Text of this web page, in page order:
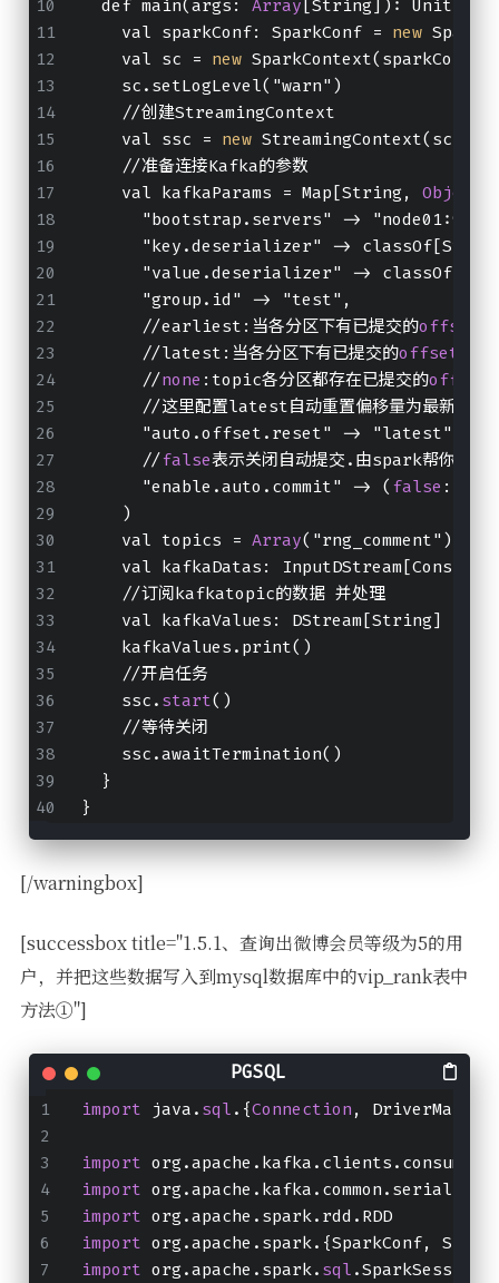
  def main(args:
Array [String]): Unit = {
    val sparkConf: SparkConf =
new
    val sc =
new SparkContext(sparkConf)
    sc.setLogLevel("warn")
    //创建StreamingContext
    val ssc =
new StreamingContext(sc,
    //准备连接Kafka的参数
    val kafkaParams = Map[String,
Object
"bootstrap.servers" ->
"key.deserializer" ->
"value.deserializer" ->
      "group.id" -> "test",
      //earliest:当各分区下有已提交的
offset
      //latest:当各分区下有已提交的
offset
      //
none :topic各分区都存在已提交的offset
//这里配置latest自动重置偏移量为最新的偏
      "auto.offset.reset" -> "latest",
      //
false表示关闭自动提交.由spark帮你提交
      "enable.auto.commit" -> (
false :
    )
    val topics =
Array("rng_comment")
val kafkaDatas:
    //订阅kafkatopic的数据 并处理
val kafkaValues: DStream[String] =
    kafkaValues.print()
    //开启任务
    ssc.
start()
    //等待关闭
    ssc.awaitTermination()
  }
}
[/warningbox]
[successbox title="1.5.1、查询出微博会员等级为5的用
户，并把这些数据写入到mysql数据库中的vip_rank表中
方法①"]
import java. sql .{Connection ,
import
import
import org.apache.spark.rdd.RDD
import org.apache.spark.{SparkConf,
import org.apache.spark. sql .SparkSession